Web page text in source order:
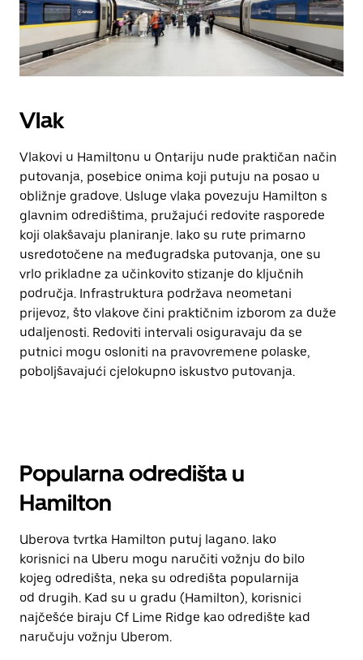
Vlak
Vlakovi u Hamiltonu u Ontariju nude praktičan način
putovanja, posebice onima koji putuju na posao u
obližnje gradove. Usluge vlaka povezuju Hamilton s
glavnim odredištima, pružajući redovite rasporede
koji olakšavaju planiranje. Iako su rute primarno
usredotočene na međugradska putovanja, one su
vrlo prikladne za učinkovito stizanje do ključnih
područja. Infrastruktura podržava neometani
prijevoz, što vlakove čini praktičnim izborom za duže
udaljenosti. Redoviti intervali osiguravaju da se
putnici mogu osloniti na pravovremene polaske,
poboljšavajući cjelokupno iskustvo putovanja.
Popularna odredišta u
Hamilton
Uberova tvrtka Hamilton putuj lagano. Iako
korisnici na Uberu mogu naručiti vožnju do bilo
kojeg odredišta, neka su odredišta popularnija
od drugih. Kad su u gradu (Hamilton), korisnici
najčešće biraju Cf Lime Ridge kao odredište kad
naručuju vožnju Uberom.